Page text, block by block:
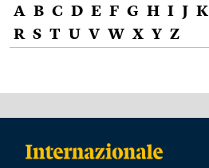
A B C D E F G H I J K
R S T U V W X Y Z